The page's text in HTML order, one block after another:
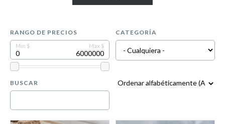
RANGO DE PRECIOS CATEGORÍA
BUSCAR